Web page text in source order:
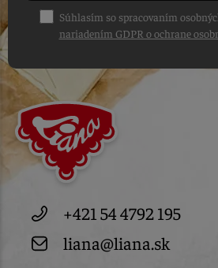
Súhlasím so spracovaním
nariadením GDPR o ochrane
+421 54 4792 195
liana@liana.sk